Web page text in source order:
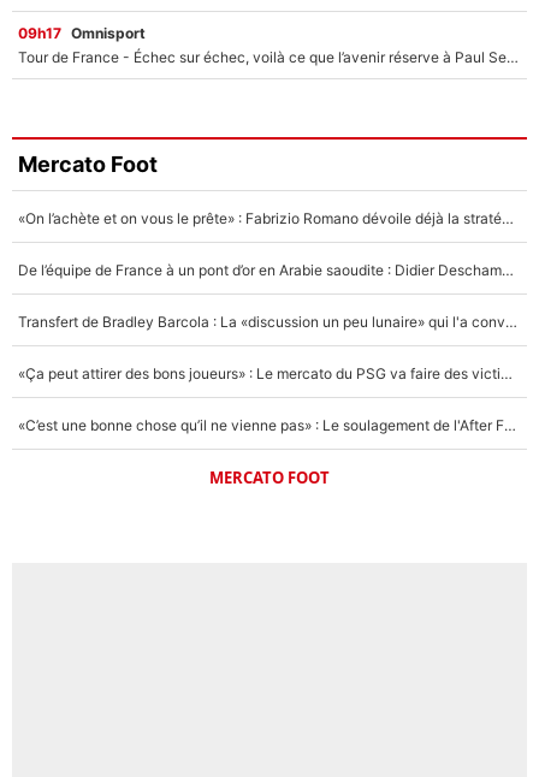
09h17 Omnisport
Tour de France - Échec sur échec, voilà ce que l’avenir réserve à Paul Seixas : «Tant qu’il y aura un Pogacar comme celui-là...»
Mercato Foot
«On l’achète et on vous le prête» : Fabrizio Romano dévoile déjà la stratégie du PSG avec le transfert de Zion Suzuki !
De l’équipe de France à un pont d’or en Arabie saoudite : Didier Deschamps a donné sa réponse !
Transfert de Bradley Barcola : La «discussion un peu lunaire» qui l'a convaincu de quitter le PSG, son entourage est pointé du doigt
«Ça peut attirer des bons joueurs» : Le mercato du PSG va faire des victimes dans l'effectif de Luis Enrique ?
«C’est une bonne chose qu’il ne vienne pas» : Le soulagement de l'After Foot après le transfert avorté de Yan Diomandé au PSG
MERCATO FOOT